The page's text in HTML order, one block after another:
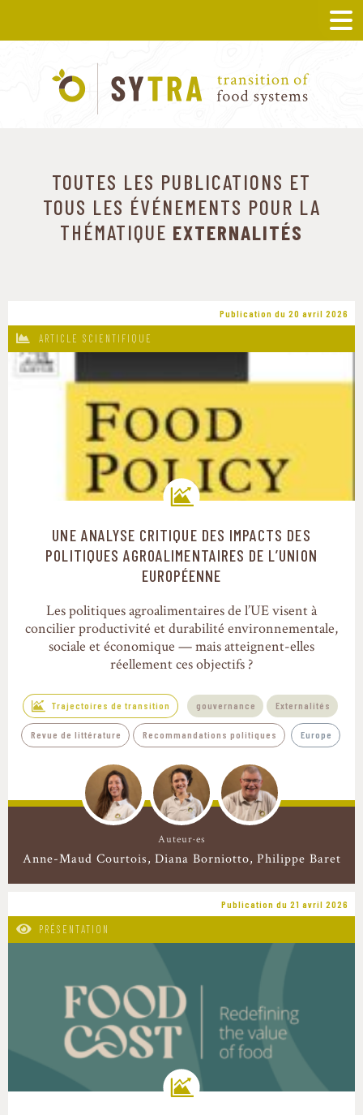
TOUTES LES PUBLICATIONS ET
TOUS LES ÉVÉNEMENTS POUR LA
THÉMATIQUE EXTERNALITÉS
Publication du 20 avril 2026
ARTICLE SCIENTIFIQUE
Trajectoires de transition
UNE ANALYSE CRITIQUE DES IMPACTS DES
POLITIQUES AGROALIMENTAIRES DE L’UNION
EUROPÉENNE
Les politiques agroalimentaires de l’UE visent à
concilier productivité et durabilité environnementale,
sociale et économique — mais atteignent-elles
réellement ces objectifs ?
Trajectoires de transition gouvernance Externalités
Revue de littérature Recommandations politiques Europe
Auteur·es
Anne-Maud Courtois Diana Borniotto Philippe Baret
Publication du 21 avril 2026
PRÉSENTATION